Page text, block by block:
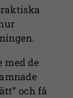
med de
och få